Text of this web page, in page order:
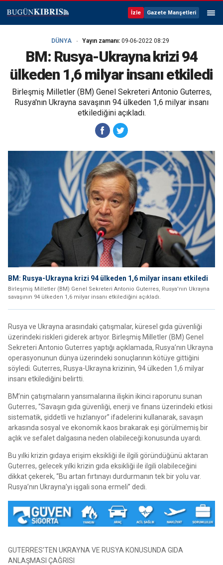
İzle Gazete Manşetleri
DÜNYA Yayın zamanı: 09-06-2022 08:29
BM: Rusya-Ukrayna krizi 94
ülkeden 1,6 milyar insanı etkiledi
Birleşmiş Milletler (BM) Genel Sekreteri Antonio Guterres,
Rusya'nın Ukrayna savaşının 94 ülkeden 1,6 milyar insanı
etkilediğini açıkladı.
BM: Rusya-Ukrayna krizi 94 ülkeden 1,6 milyar insanı etkiledi
Birleşmiş Milletler (BM) Genel Sekreteri Antonio Guterres, Rusya'nın Ukrayna
savaşının 94 ülkeden 1,6 milyar insanı etkilediğini açıkladı.
Rusya ve Ukrayna arasındaki çatışmalar, küresel gıda güvenliği
üzerindeki riskleri giderek artıyor. Birleşmiş Milletler (BM) Genel
Sekreteri Antonio Guterres yaptığı açıklamada, Rusya’nın Ukrayna
operasyonunun dünya üzerindeki sonuçlarının kötüye gittiğini
söyledi. Guterres, Rusya-Ukrayna krizinin, 94 ülkeden 1,6 milyar
insanı etkilediğini belirtti.
BM’nin çatışmaların yansımalarına ilişkin ikinci raporunu sunan
Guterres, “Savaşın gıda güvenliği, enerji ve finans üzerindeki etkisi
sistematik, şiddetli ve hızlanıyor” ifadelerini kullanarak, savaşın
arkasında sosyal ve ekonomik kaos bırakarak eşi görülmemiş bir
açlık ve sefalet dalgasına neden olabileceği konusunda uyardı.
Bu yılki krizin gıdaya erişim eksikliği ile ilgili göründüğünü aktaran
Guterres, gelecek yılki krizin gıda eksikliği ile ilgili olabileceğini
dikkat çekerek, “Bu artan fırtınayı durdurmanın tek bir yolu var.
Rusya’nın Ukrayna’yı işgali sona ermeli” dedi.
GUTERRES’TEN UKRAYNA VE RUSYA KONUSUNDA GIDA
ANLAŞMASI ÇAĞRISI